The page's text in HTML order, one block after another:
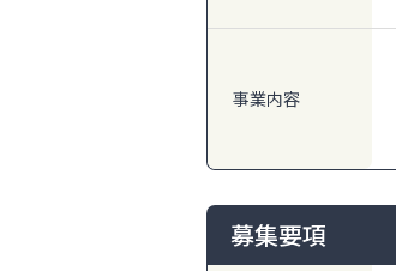
事業内容
募集要項